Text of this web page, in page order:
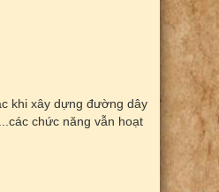
khi xây dựng đường dây
chức năng vẫn hoạt